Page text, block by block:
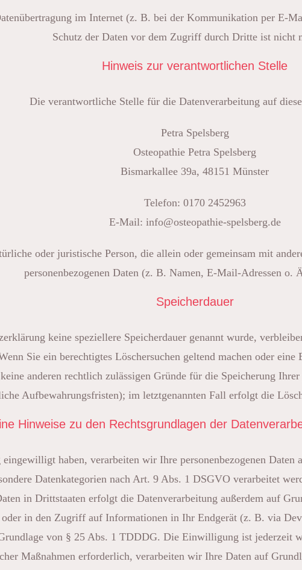
im Internet (z. B. bei der Kommunikation per E-
Schutz der Daten vor dem Zugriff durch Dritte ist nicht
Hinweis zur verantwortlichen Stelle
Die verantwortliche Stelle für die Datenverarbeitung auf
Petra Spelsberg
Osteopathie Petra Spelsberg
Bismarkallee 39a, 48151 Münster
Telefon: 0170 2452963
E-Mail: info@osteopathie-spelsberg.de
oder juristische Person, die allein oder gemeinsam mit
personenbezogenen Daten (z. B. Namen, E-Mail-Adressen o.
Speicherdauer
keine speziellere Speicherdauer genannt wurde,
Sie ein berechtigtes Löschersuchen geltend machen oder
anderen rechtlich zulässigen Gründe für die Speicherung
Aufbewahrungsfristen); im letztgenannten Fall erfolgt die
Hinweise zu den Rechtsgrundlagen der
haben, verarbeiten wir Ihre personenbezogenen
Datenkategorien nach Art. 9 Abs. 1 DSGVO verarbeitet
in Drittstaaten erfolgt die Datenverarbeitung außerdem auf
oder in den Zugriff auf Informationen in Ihr Endgerät (z. B. via
von § 25 Abs. 1 TDDDG. Die Einwilligung ist jederzeit
Maßnahmen erforderlich, verarbeiten wir Ihre Daten auf